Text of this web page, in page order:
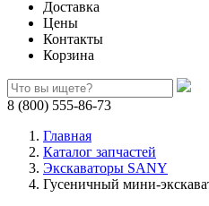
Доставка
Цены
Контакты
Корзина
8 (800) 555-86-73
Главная
Каталог запчастей
Экскаваторы SANY
Гусеничный мини-